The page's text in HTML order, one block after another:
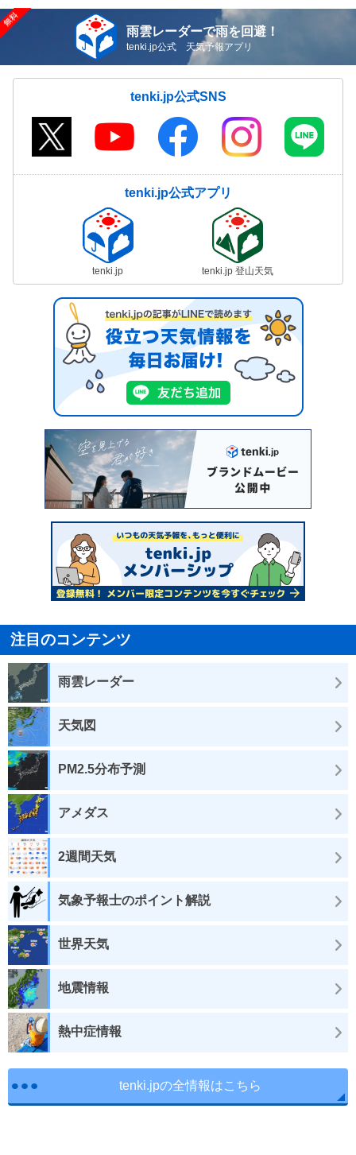
雨雲レーダーで雨を回避！
tenki.jp公式 天気予報アプリ
tenki.jp公式SNS
tenki.jp公式アプリ
tenki.jp tenki.jp 登山天気
注目のコンテンツ
雨雲レーダー
天気図
PM2.5分布予測
アメダス
2週間天気
気象予報士のポイント解説
世界天気
地震情報
熱中症情報
tenki.jpの全情報はこちら